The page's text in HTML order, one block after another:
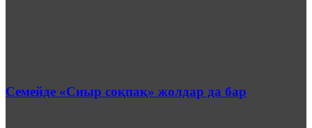
Семейде «Сиыр соқпақ» жолдар да бар